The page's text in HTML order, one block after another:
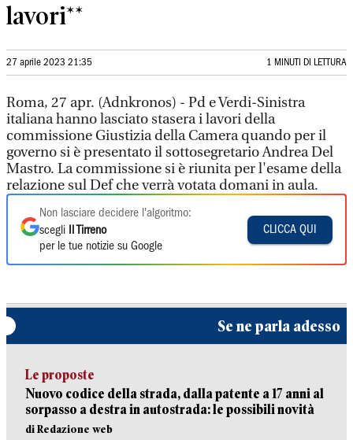
lavori**
27 aprile 2023 21:35 1 MINUTI DI LETTURA
Roma, 27 apr. (Adnkronos) - Pd e Verdi-Sinistra
italiana hanno lasciato stasera i lavori della
commissione Giustizia della Camera quando per il
governo si è presentato il sottosegretario Andrea Del
Mastro. La commissione si è riunita per l'esame della
relazione sul Def che verrà votata domani in aula.
Non lasciare decidere l'algoritmo:
scegli
Il Tirreno
per le tue notizie su Google
CLICCA QUI
Se ne parla adesso
Le proposte
Nuovo codice della strada, dalla patente a 17 anni al
sorpasso a destra in autostrada: le possibili novità
di Redazione web